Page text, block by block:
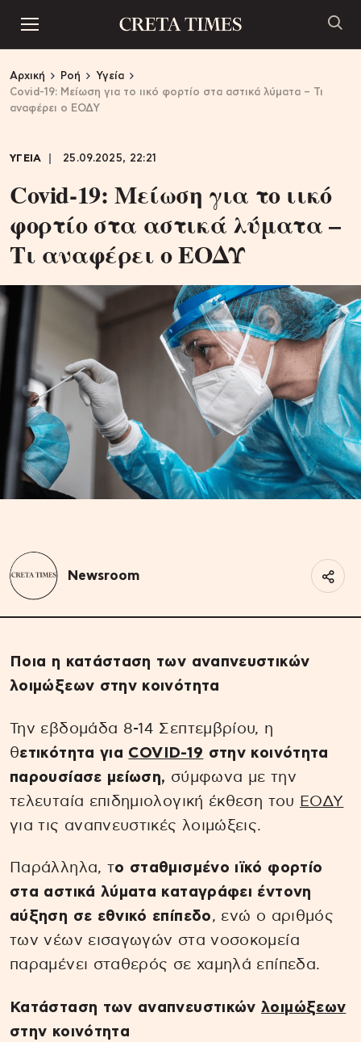
Αρχική Ροή
Υγεία
Covid-19: Μείωση για το ιικό φορτίο στα αστικά λύματα – Τι
αναφέρει ο ΕΟΔΥ
ΥΓΕΙΑ 25.09.2025, 22:21
Covid-19: Μείωση για το ιικό
φορτίο στα αστικά λύματα –
Τι αναφέρει ο ΕΟΔΥ
Newsroom
Ποια η κατάσταση των αναπνευστικών
λοιμώξεων στην κοινότητα
Την εβδομάδα 8-14 Σεπτεμβρίου, η
θετικότητα για COVID-19 στην κοινότητα
παρουσίασε μείωση, σύμφωνα με την
τελευταία επιδημιολογική έκθεση του ΕΟΔΥ
για τις αναπνευστικές λοιμώξεις.
Παράλληλα, το σταθμισμένο ιϊκό φορτίο
στα αστικά λύματα καταγράφει έντονη
αύξηση σε εθνικό επίπεδο, ενώ ο αριθμός
των νέων εισαγωγών στα νοσοκομεία
παραμένει σταθερός σε χαμηλά επίπεδα.
Κατάσταση των αναπνευστικώνλοιμώξεων
στην κοινότητα